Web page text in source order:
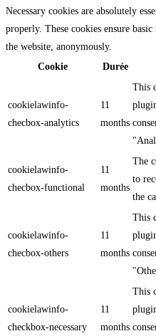
Necessary cookies are absolutely
properly. These cookies ensure
the website, anonymously.
Cookie
Durée
cookielawinfo-
checbox-analytics
11
months
This
cookielawinfo-
checbox-functional
11
months
The
to
the
cookielawinfo-
checbox-others
11
months
This
cookielawinfo-
checkbox-necessary
11
months
This